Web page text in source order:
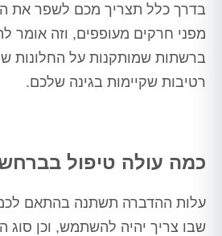
בדרך כלל תצריך מכם לשפר את
מפני חרקים מעופפים, וזה אומר
ברשתות שמותקנות על החלונות
רטיבות שקיימות בגינה שלכם.
כמה עולה טיפול
עלות ההדברה תשתנה בהתאם
שבו צריך יהיה להשתמש, וכן